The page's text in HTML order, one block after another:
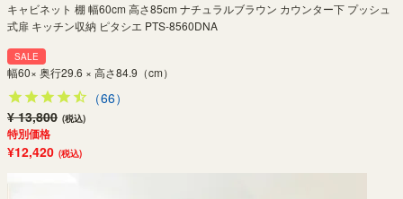
キャビネット 棚 幅60cm 高さ85cm ナチュラルブラウン カウンター下 プッシュ
式扉 キッチン収納 ピタシエ PTS-8560DNA
SALE
幅60× 奥行29.6 × 高さ84.9（cm）
（66）
¥ 13,800 (税込)
特別価格
¥12,420 (税込)